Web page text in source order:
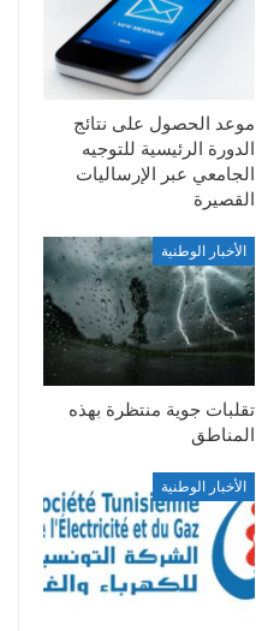
موعد الحصول على نتائج
الدورة الرئيسية للتوجيه
الجامعي عبر الإرساليات
القصيرة
الأخبار الوطنية
تقلبات جوية منتظرة بهذه
المناطق
الأخبار الوطنية